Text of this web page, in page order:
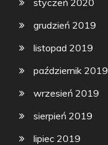
grudzień 2019
listopad 2019
październik 2019
wrzesień 2019
sierpień 2019
lipiec 2019